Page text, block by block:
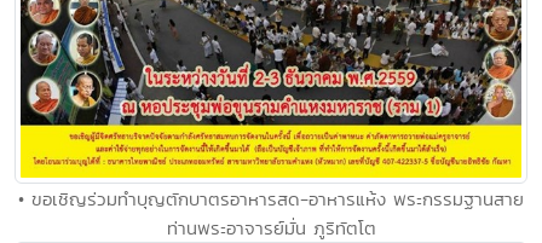
• ขอเชิญร่วมทำบุญตักบาตรอาหารสด-อาหารแห้ง พระกรรมฐานสาย
ท่านพระอาจารย์มั่น ภูริทัตโต